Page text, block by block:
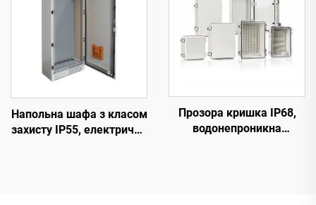
Напольна шафа з класом
захисту IP55, електрична
Прозора кришка IP68,
водонепроникна